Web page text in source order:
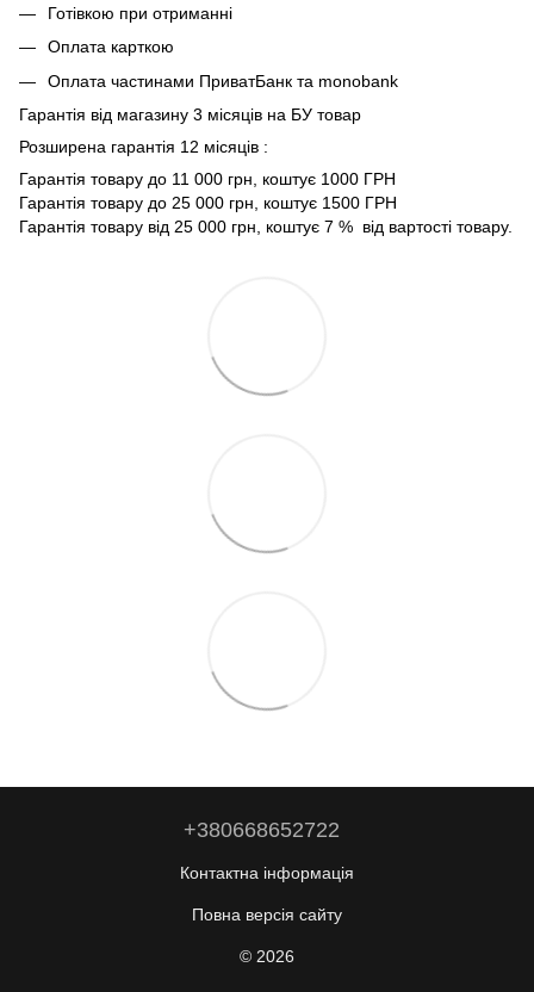
Готівкою при отриманні
Оплата карткою
Оплата частинами ПриватБанк та monobank
Гарантія від магазину 3 місяців на БУ товар
Розширена гарантія 12 місяців :
Гарантія товару до 11 000 грн, коштує 1000 ГРН
Гарантія товару до 25 000 грн, коштує 1500 ГРН
Гарантія товару від 25 000 грн, коштує 7 % від вартості товару.
+380668652722
Контактна інформація
Повна версія сайту
© 2026